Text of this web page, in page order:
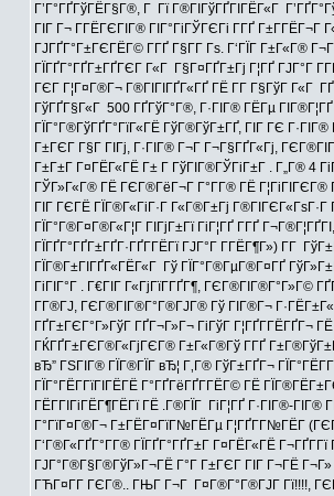
Г’Г°ГҐГўГЁГ§Г®, Г Гї Г®ГІГўГҐГІГЁГ«Г
ГІГ Г¬ Г­ГЁГЄГІГ® ГІГ°ГіГЎГЄГі Г­ГҐ
ГЈГҐГ°Г±ГЄГЁГ© Г­ГҐ Г§Г­Г Гѕ. Г‘ГЇГ Г±Г«Г®
ГЇГҐГ°ГҐГ±ГҐГЄГ Г«Г Г§Г¤ГҐГ±Гј Г¦ГҐ ГЈГ°Г
ГЄГ Г¦Г¤Г®Г¬ Г®ГІГІГҐГ«ГҐ ГЁ Г­Г Г§ГўГ Г«Г
ГўГҐГ§Г«Г 500 ГҐГўГ°Г®, Г·ГІГ® ГЁГµ
ГЇГ°Г®ГўГҐГ°ГїГ«ГЁ ГўГ®ГўГ±ГҐ, ГІГ ГЄ
Г±ГЄГ Г§Г ГІГј, Г·ГІГ® Г¬Г Г¬Г§ГҐГ«Гј,
Г±Г±Г Г¤ГЁГ«ГЁ Г± Г ГўГІГ®ГЎГіГ±Г . Г„Г® 4
ГЎГ»Г«Г® ГЁ ГЄГ®ГёГ¬Г Г°Г­Г® ГЁ Г¦ГіГІГЄГ®
ГІГ ГЄГЁ ГЇГ®Г«ГіГ·Г Г«Г®Г±Гј Г®ГІГЄГ«ГѕГ·Г
ГЇГ°Г®Г¤Г®Г«Г¦Г ГІГјГ±Гї ГіГ¦ГҐ Г­ГҐ
ГЇГҐГ°ГҐГ±ГҐГ·ГҐГ­ГЁГї ГЈГ°Г Г­ГЁГ¶Г») Г­Г
ГЇГ®Г±ГІГҐГ«ГЁГ«Г Гў ГЇГ°Г®ГµГ®Г¤ГҐ
ГіГІГ°Г . Г€ГІГ Г«ГјГїГ­ГҐГ¶, ГЄГ®ГІГ®Г°Г»Г©
Г­Г®ГЈ, ГЄГ®ГІГ®Г°Г®ГЈГ® Гў ГІГ®Г¬
ГҐГ±ГЄГ°Г»ГўГ ГҐГ¬Г»Г¬ ГіГўГ Г¦ГҐГ­ГЁГҐГ¬ ГЁ
ГЌГҐГ±ГЄГ®Г«ГјГЄГ® Г±Г«Г®Гў Г­ГҐ
вЂ” ГЅГІГ® ГЇГ®ГЇГ вЂ¦ Г‚Г® ГўГ±ГҐГ¬
ГЇГ°ГЁГ­ГїГІГЁГЁ Г°ГҐГёГҐГ­ГЁГ© ГЁ
ГЁГ­ГІГіГЁГ¶ГЁГї ГЁ .Г®ГЇГ ГіГ¦ГҐ Г·ГІГ®-ГІГ®
Г°ГїГ¤Г®Г¬ Г±ГЁГ¤ГїГ№ГЁГµ Г¦ГҐГ­Г№ГЁГ­
Г‘Г®Г«ГҐГ°Г­Г® ГЇГҐГ°ГҐГ±Г Г¤ГЁГ«ГЁ
ГЈГ°Г®Г§Г®ГўГ»Г¬ГЁ Г°Г Г±ГЄГ ГІГ Г¬ГЁ Г¬Г»
ГЋГ¤Г­Г ГЄГ®.. ГЊГ Г¬Г Г¤Г®Г°Г®ГЈГ Гї!!!!, ГЄГ